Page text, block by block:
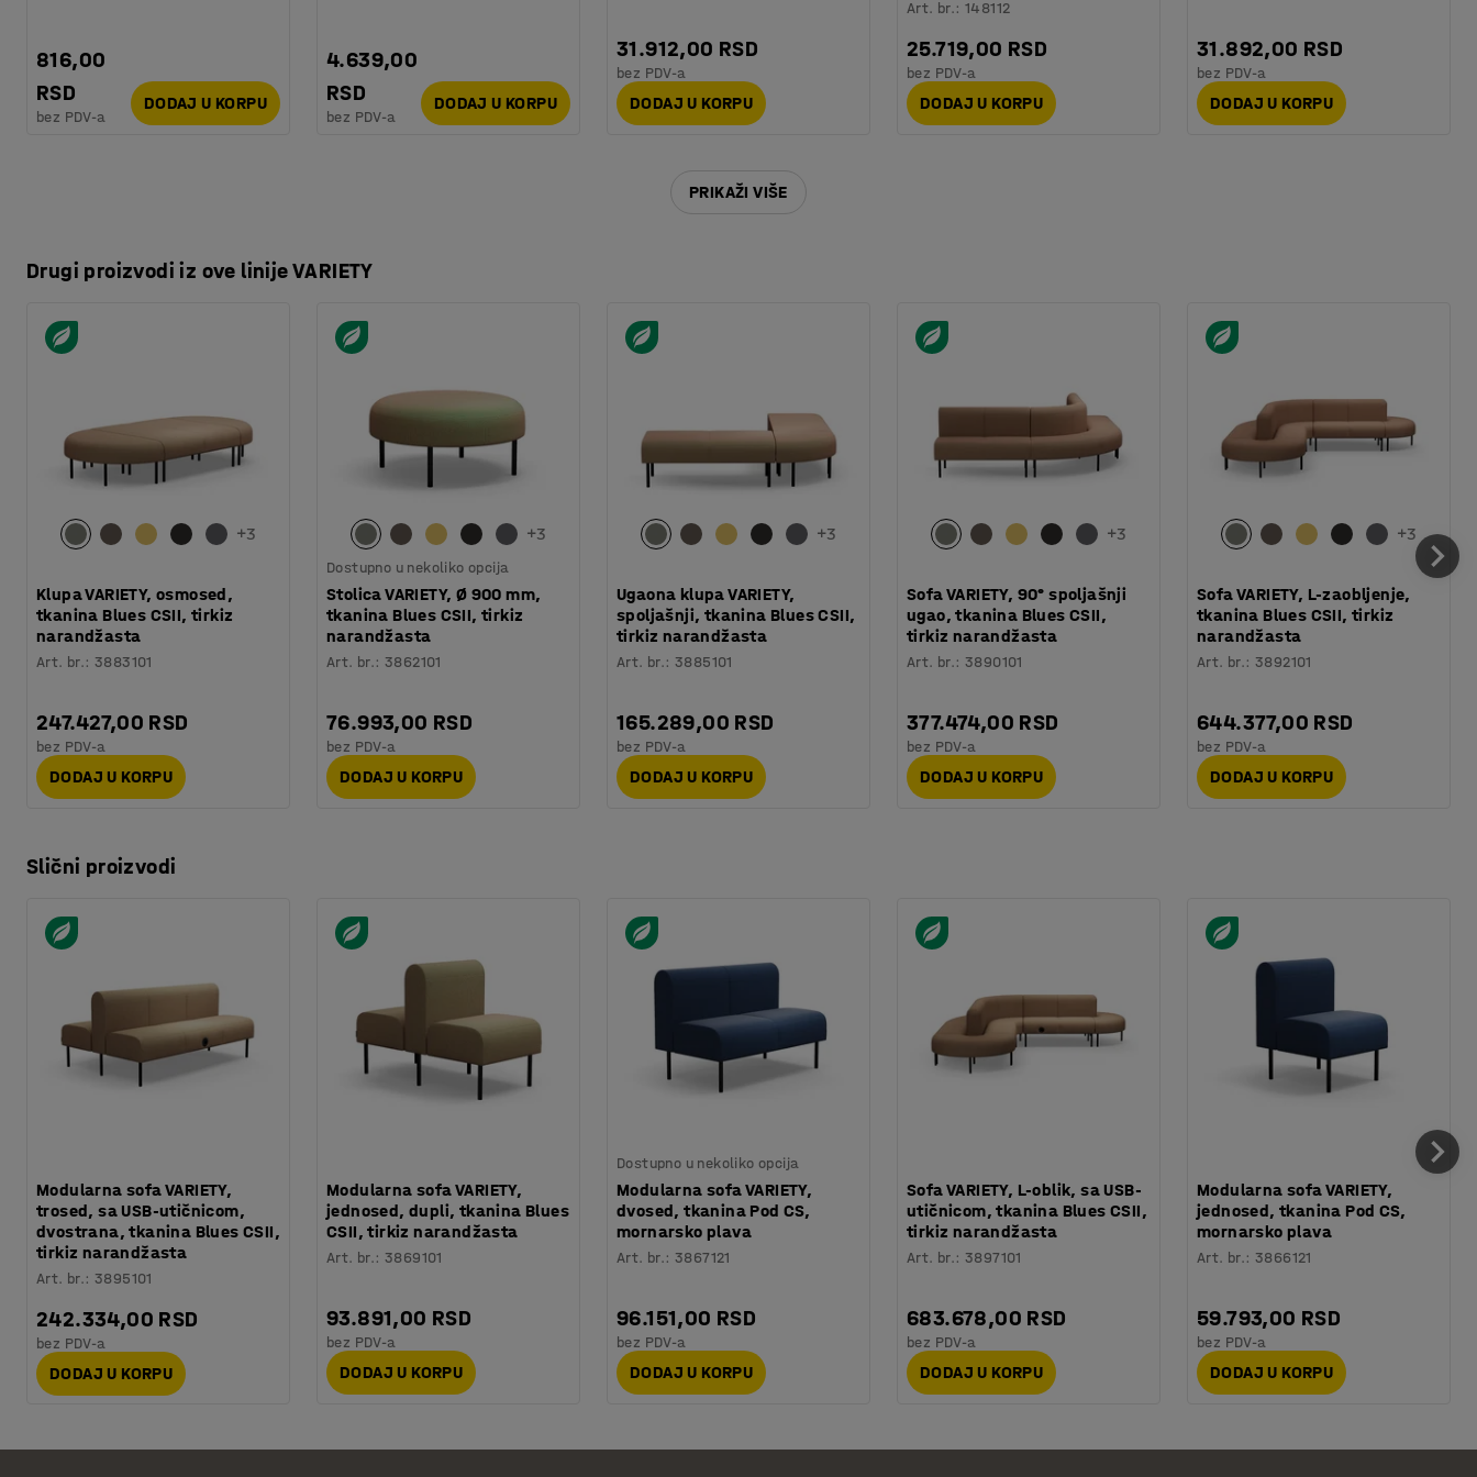
816,00
RSD
bez PDV-a
DODAJ U KORPU
4.639,00
RSD
bez PDV-a
DODAJ U KORPU
31.912,00 RSD
bez PDV-a
DODAJ U KORPU
Art. br.:148112
25.719,00 RSD
bez PDV-a
DODAJ U KORPU
31.892,00 RSD
bez PDV-a
DODAJ U KORPU
PRIKAŽI VIŠE
Drugi proizvodi iz ove linije VARIETY
+3
Klupa VARIETY, osmosed,
tkanina Blues CSII, tirkiz
narandžasta
Art. br.:3883101
247.427,00 RSD
bez PDV-a
DODAJ U KORPU
+3
Dostupno u nekoliko opcija
Stolica VARIETY, Ø 900 mm,
tkanina Blues CSII, tirkiz
narandžasta
Art. br.:3862101
76.993,00 RSD
bez PDV-a
DODAJ U KORPU
+3
Ugaona klupa VARIETY,
spoljašnji, tkanina Blues CSII,
tirkiz narandžasta
Art. br.:3885101
165.289,00 RSD
bez PDV-a
DODAJ U KORPU
+3
Sofa VARIETY, 90° spoljašnji
ugao, tkanina Blues CSII,
tirkiz narandžasta
Art. br.:3890101
377.474,00 RSD
bez PDV-a
DODAJ U KORPU
+3
Sofa VARIETY, L-zaobljenje,
tkanina Blues CSII, tirkiz
narandžasta
Art. br.:3892101
644.377,00 RSD
bez PDV-a
DODAJ U KORPU
Slični proizvodi
Modularna sofa VARIETY,
trosed, sa USB-utičnicom,
dvostrana, tkanina Blues CSII,
tirkiz narandžasta
Art. br.:3895101
242.334,00 RSD
bez PDV-a
DODAJ U KORPU
Modularna sofa VARIETY,
jednosed, dupli, tkanina Blues
CSII, tirkiz narandžasta
Art. br.:3869101
93.891,00 RSD
bez PDV-a
DODAJ U KORPU
Dostupno u nekoliko opcija
Modularna sofa VARIETY,
dvosed, tkanina Pod CS,
mornarsko plava
Art. br.:3867121
96.151,00 RSD
bez PDV-a
DODAJ U KORPU
Sofa VARIETY, L-oblik, sa USB-
utičnicom, tkanina Blues CSII,
tirkiz narandžasta
Art. br.:3897101
683.678,00 RSD
bez PDV-a
DODAJ U KORPU
Modularna sofa VARIETY,
jednosed, tkanina Pod CS,
mornarsko plava
Art. br.:3866121
59.793,00 RSD
bez PDV-a
DODAJ U KORPU